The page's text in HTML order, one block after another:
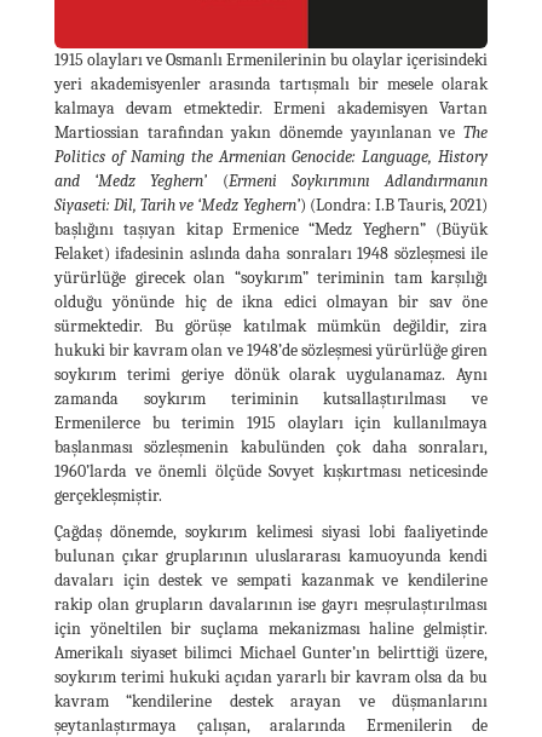
1915 olayları ve Osmanlı Ermenilerinin bu olaylar içerisindeki
yeri akademisyenler arasında tartışmalı bir mesele olarak
kalmaya devam etmektedir. Ermeni akademisyen Vartan
Martiossian tarafından yakın dönemde yayınlanan ve The
Politics of Naming the Armenian Genocide: Language, History
and ‘Medz Yeghern’ (Ermeni Soykırımını Adlandırmanın
Siyaseti: Dil, Tarih ve ‘Medz Yeghern’) (Londra: I.B Tauris, 2021)
başlığını taşıyan kitap Ermenice “Medz Yeghern” (Büyük
Felaket) ifadesinin aslında daha sonraları 1948 sözleşmesi ile
yürürlüğe girecek olan “soykırım” teriminin tam karşılığı
olduğu yönünde hiç de ikna edici olmayan bir sav öne
sürmektedir. Bu görüşe katılmak mümkün değildir, zira
hukuki bir kavram olan ve 1948’de sözleşmesi yürürlüğe giren
soykırım terimi geriye dönük olarak uygulanamaz. Aynı
zamanda soykırım teriminin kutsallaştırılması ve
Ermenilerce bu terimin 1915 olayları için kullanılmaya
başlanması sözleşmenin kabulünden çok daha sonraları,
1960’larda ve önemli ölçüde Sovyet kışkırtması neticesinde
gerçekleşmiştir.
Çağdaş dönemde, soykırım kelimesi siyasi lobi faaliyetinde
bulunan çıkar gruplarının uluslararası kamuoyunda kendi
davaları için destek ve sempati kazanmak ve kendilerine
rakip olan grupların davalarının ise gayrı meşrulaştırılması
için yöneltilen bir suçlama mekanizması haline gelmiştir.
Amerikalı siyaset bilimci Michael Gunter’ın belirttiği üzere,
soykırım terimi hukuki açıdan yararlı bir kavram olsa da bu
kavram “kendilerine destek arayan ve düşmanlarını
şeytanlaştırmaya çalışan, aralarında Ermenilerin de